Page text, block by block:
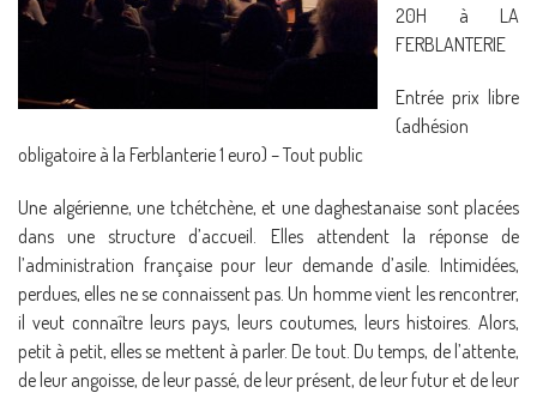
20H à LA
FERBLANTERIE
Entrée prix libre
(adhésion
obligatoire à la Ferblanterie 1 euro) – Tout public
Une algérienne, une tchétchène, et une daghestanaise sont placées
dans une structure d’accueil. Elles attendent la réponse de
l’administration française pour leur demande d’asile. Intimidées,
perdues, elles ne se connaissent pas. Un homme vient les rencontrer,
il veut connaître leurs pays, leurs coutumes, leurs histoires. Alors,
petit à petit, elles se mettent à parler. De tout. Du temps, de l’attente,
de leur angoisse, de leur passé, de leur présent, de leur futur et de leur